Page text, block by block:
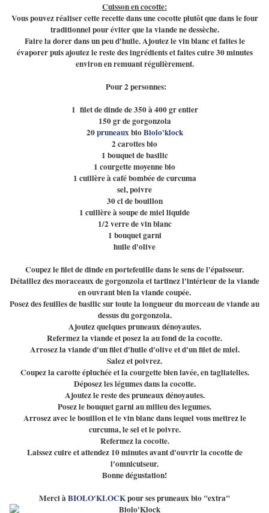
Cuisson en cocotte:
Vous pouvez réaliser cette recette dans une cocotte plutôt que dans le four
traditionnel pour éviter que la viande ne dessèche.
Faire la dorer dans un peu d'huile. Ajoutez le vin blanc et faites le
évaporer puis ajoutez le reste des ingrédients et faites cuire 30 minutes
environ en remuant régulièrement.
Pour 2 personnes:
1 filet de dinde de 350 à 400 gr entier
150 gr de gorgonzola
20pruneauxbioBiolo'klock
2 carottes bio
1 bouquet de basilic
1 courgette moyenne bio
1 cuillère à café bombée de curcuma
sel, poivre
30 cl de bouillon
1 cuillère à soupe de miel liquide
1/2 verre de vin blanc
1 bouquet garni
huile d'olive
Coupez le filet de dinde en portefeuille dans le sens de l'épaisseur.
Détaillez des moraceaux de gorgonzola et tartinez l'intérieur de la viande
en ouvrant bien la viande coupée.
Posez des feuilles de basilic sur toute la longueur du morceau de viande au
dessus du gorgonzola.
Ajoutez quelques pruneaux dénoyautes.
Refermez la viande et posez la au fond de la cocotte.
Arrosez la viande d'un filet d'huile d'olive et d'un filet de miel.
Salez et poivrez.
Coupez la carotte épluchée et la courgette bien lavée, en tagliatelles.
Déposez les légumes dans la cocotte.
Ajoutez le reste des pruneaux dénoyautes.
Posez le bouquet garni au milieu des legumes.
Arrosez avec le bouillon et le vin blanc dans lequel vous mettrez le
curcuma, le sel et le poivre.
Refermez la cocotte.
Laissez cuire et attendez 10 minutes avant d'ouvrir la cocotte de
l'omnicuiseur.
Bonne dégustation!
Merci àBIOLO'KLOCKpour ses pruneaux bio "extra"